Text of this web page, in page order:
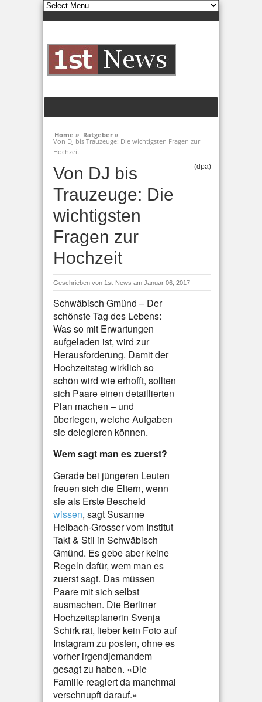
Home » Ratgeber »
Von DJ bis Trauzeuge: Die wichtigsten Fragen zur
Hochzeit
Von DJ bis
Trauzeuge: Die
wichtigsten
Fragen zur
Hochzeit
(dpa)
Geschrieben von 1st-News am Januar 06, 2017
Schwäbisch Gmünd – Der
schönste Tag des Lebens:
Was so mit Erwartungen
aufgeladen ist, wird zur
Herausforderung. Damit der
Hochzeitstag wirklich so
schön wird wie erhofft, sollten
sich Paare einen detaillierten
Plan machen – und
überlegen, welche Aufgaben
sie delegieren können.
Wem sagt man es zuerst?
Gerade bei jüngeren Leuten
freuen sich die Eltern, wenn
sie als Erste Bescheid
wissen, sagt Susanne
Helbach-Grosser vom Institut
Takt & Stil in Schwäbisch
Gmünd. Es gebe aber keine
Regeln dafür, wem man es
zuerst sagt. Das müssen
Paare mit sich selbst
ausmachen. Die Berliner
Hochzeitsplanerin Svenja
Schirk rät, lieber kein Foto auf
Instagram zu posten, ohne es
vorher irgendjemandem
gesagt zu haben. «Die
Familie reagiert da manchmal
verschnupft darauf.»